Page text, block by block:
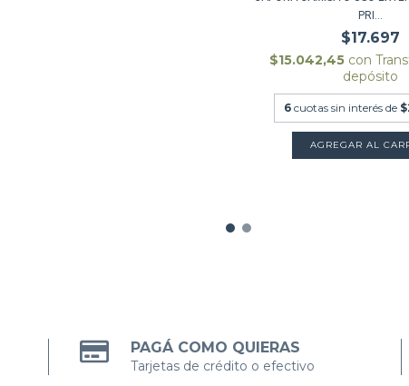
PRI...
$17.697
$15.042,45 con
depósito
6 cuotas sin interés de
AGREGAR AL
PAGÁ COMO QUIERAS
Tarjetas de crédito o efectivo